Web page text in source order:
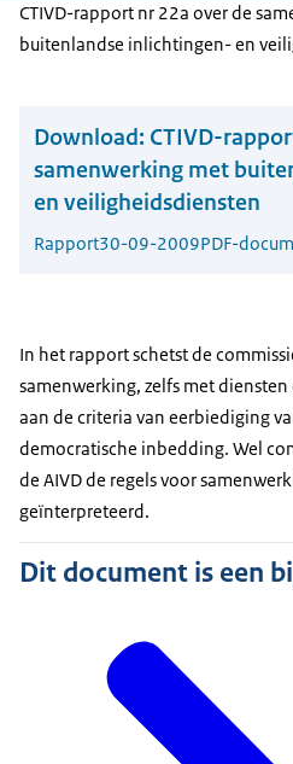
CTIVD-rapport nr 22a over de
buitenlandse inlichtingen- en
Download: CTIVD-
samenwerking met
en veiligheidsdiensten
Rapport30-09-2009PDF-
In het rapport schetst de
samenwerking, zelfs met
aan de criteria van eerbiediging
democratische inbedding. Wel
de AIVD de regels voor
geïnterpreteerd.
Dit document is een